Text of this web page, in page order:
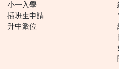
小一入學
插班生申請
升中派位